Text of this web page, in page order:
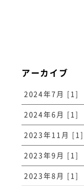
アーカイブ
2024年7月 [1]
2024年6月 [1]
2023年11月 [1]
2023年9月 [1]
2023年8月 [1]